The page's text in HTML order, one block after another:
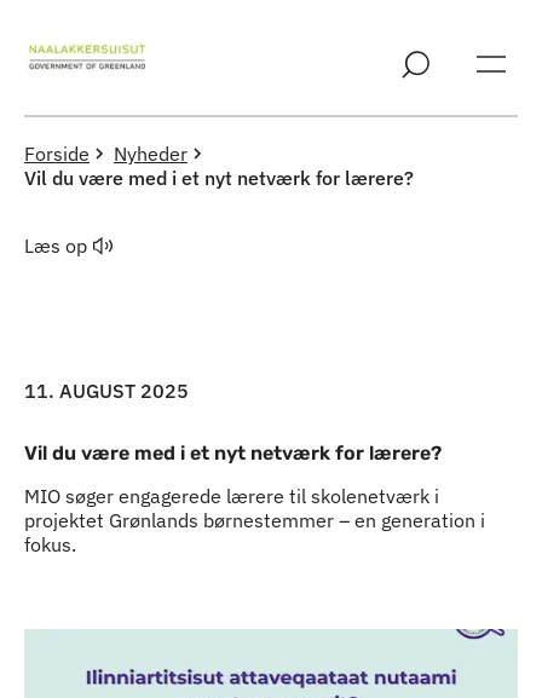
Forside
Nyheder
Vil du være med i et nyt netværk for lærere?
Læs op
11. AUGUST 2025
Vil du være med i et nyt netværk for lærere?
MIO søger engagerede lærere til skolenetværk i
projektet Grønlands børnestemmer – en generation i
fokus.